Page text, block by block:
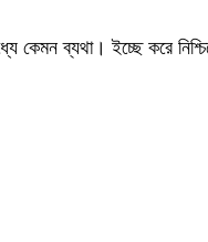
কেমন ব্যথা। ইচ্ছে করে